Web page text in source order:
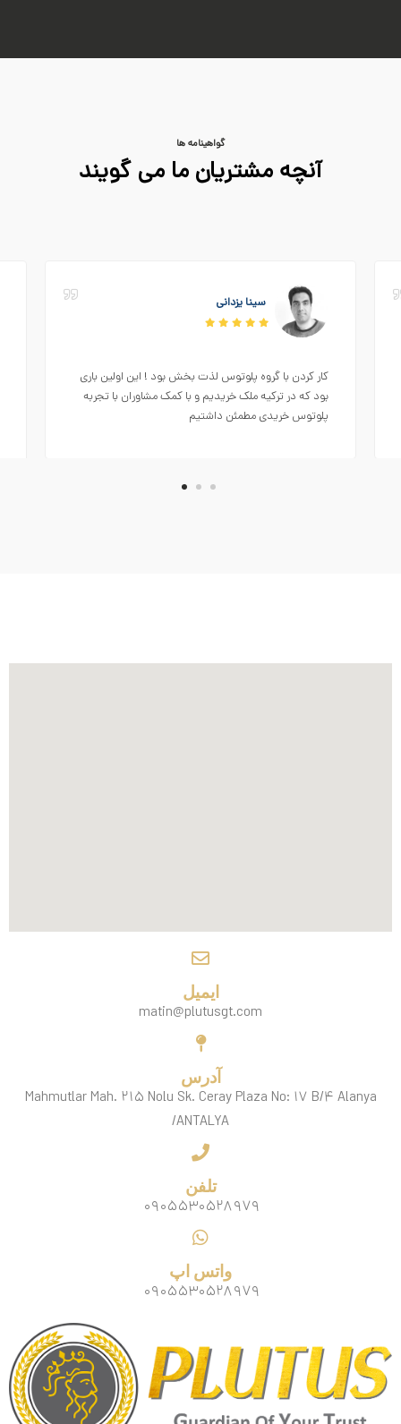
گواهینامه ها
آنچه مشتریان ما می گویند
سینا یزدانی
کار کردن با گروه پلوتوس لذت بخش بود ! این اولین باری
بود که در ترکیه ملک خریدیم و با کمک مشاوران با تجربه
پلوتوس خریدی مطمئن داشتیم
ایمیل
matin@plutusgt.com
آدرس
Mahmutlar Mah. ۲۱۵ Nolu Sk. Ceray Plaza No: ۱۷ B/۴ Alanya
/ANTALYA
تلفن
۰۹۰۵۵۳۰۵۲۸۹۷۹
واتس اپ
۰۹۰۵۵۳۰۵۲۸۹۷۹